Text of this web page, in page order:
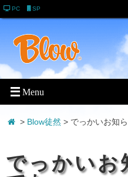
PC SP
> Blow徒然 > でっかいお知
でっかい